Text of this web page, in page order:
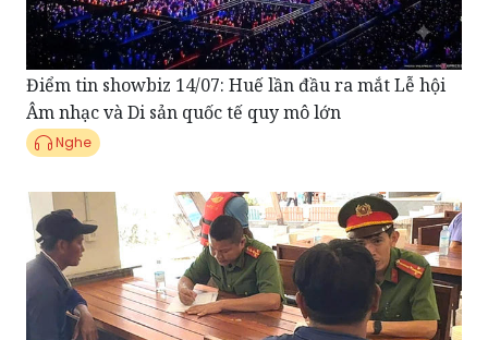
Điểm tin showbiz 14/07: Huế lần đầu ra mắt Lễ hội
Âm nhạc và Di sản quốc tế quy mô lớn
Nghe